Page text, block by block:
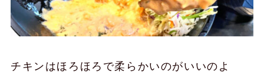
チキンはほろほろで柔らかいのがいいのよ